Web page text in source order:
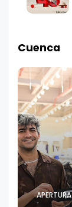
Cuenca
APERTURA